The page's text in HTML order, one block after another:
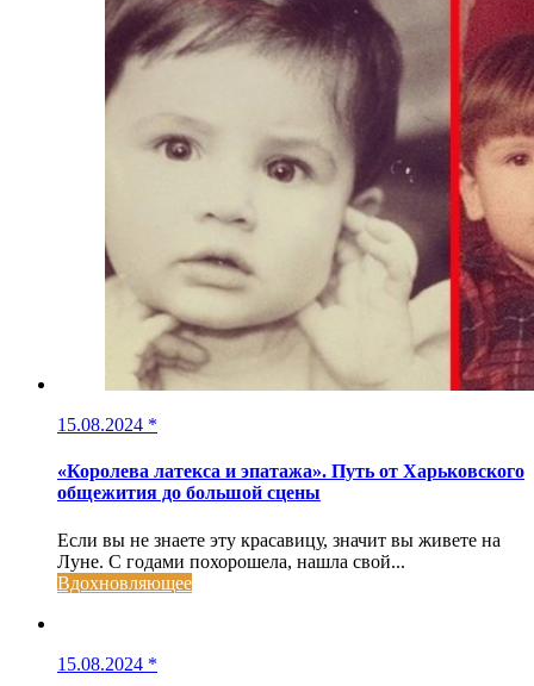
15.08.2024 *
«Королева латекса и эпатажа». Путь от Харьковского
общежития до большой сцены
Если вы не знаете эту красавицу, значит вы живете на
Луне. С годами похорошела, нашла свой...
Вдохновляющее
15.08.2024 *